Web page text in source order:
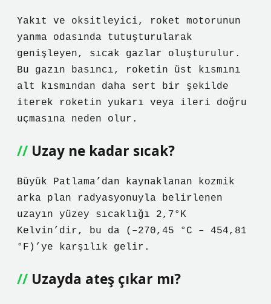
Yakıt ve oksitleyici, roket motorunun
yanma odasında tutuşturularak
genişleyen, sıcak gazlar oluşturulur.
Bu gazın basıncı, roketin üst kısmını
alt kısmından daha sert bir şekilde
iterek roketin yukarı veya ileri doğru
uçmasına neden olur.
Uzay ne kadar sıcak?
Büyük Patlama’dan kaynaklanan kozmik
arka plan radyasyonuyla belirlenen
uzayın yüzey sıcaklığı 2,7°K
Kelvin’dir, bu da (–270,45 °C – 454,81
°F)’ye karşılık gelir.
Uzayda ateş çıkar mı?